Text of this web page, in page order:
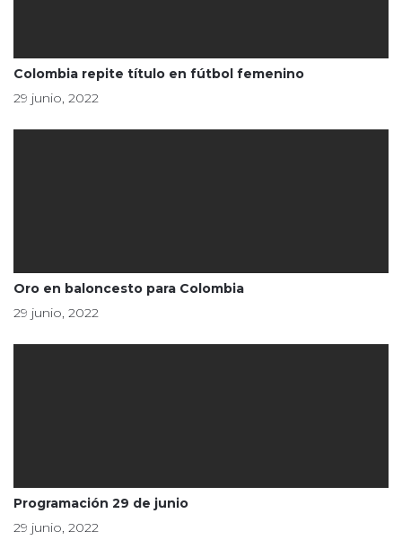
Colombia repite título en fútbol femenino
29 junio, 2022
Oro en baloncesto para Colombia
29 junio, 2022
Programación 29 de junio
29 junio, 2022